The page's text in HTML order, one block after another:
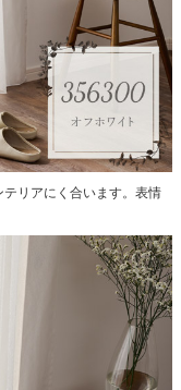
リアにく合います。表情